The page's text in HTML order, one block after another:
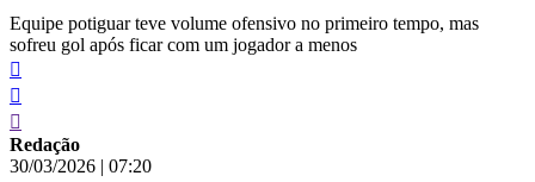
Equipe potiguar teve volume ofensivo no primeiro tempo, mas
sofreu gol após ficar com um jogador a menos
Redação
30/03/2026 | 07:20